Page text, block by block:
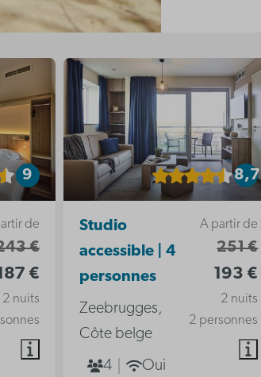
9
de
€
€
2 nuits
8,7
A partir de
251 €
193 €
2 nuits
2 personnes
Studio
accessible | 4
personnes
Zeebrugges,
Côte belge
4
Oui